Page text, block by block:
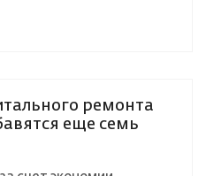
ремонта
еще семь